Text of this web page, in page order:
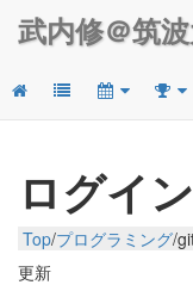
武内修＠筑
ログイン
Top/プログラミング/
更新